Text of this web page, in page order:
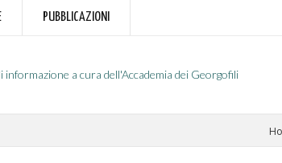
PUBBLICAZIONI
informazione a cura dell'Accademia dei Georgofili